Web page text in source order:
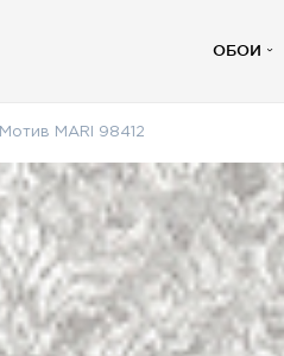
ОБОИ
Мотив MARI 98412